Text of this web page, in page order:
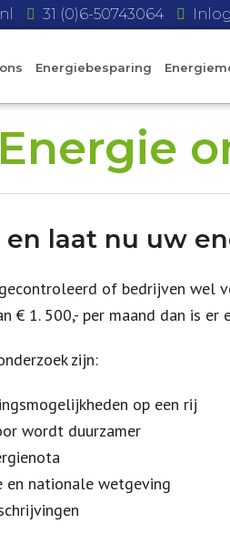
31 (0)6-50743064
Energiebesparing
Energie
laat nu uw
of bedrijven wel
€ 1. 500,- per maand dan is
zijn:
op een rij
wordt duurzamer
en nationale wetgeving